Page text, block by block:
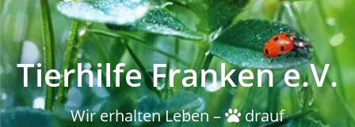
Tierhilfe Franken e.V.
Wir erhalten Leben – drauf